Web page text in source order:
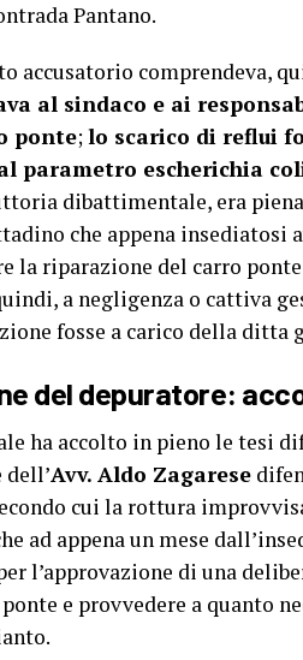
Pantano.
accusatorio comprendeva,
al sindaco e ai
ponte;lo scarico di reflui
parametro escherichia
dibattimentale, era
che appena insediatosi
la riparazione del carro
a negligenza o cattiva
fosse a carico della ditta
del depuratore:
ha accolto in pieno le tesi
dell’Avv. Aldo Zagarese
cui la rottura
ad appena un mese
l’approvazione di una
e provvedere a quanto